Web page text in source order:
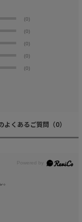
(0)
(0)
(0)
(0)
(0)
よくあるご質問 （0）